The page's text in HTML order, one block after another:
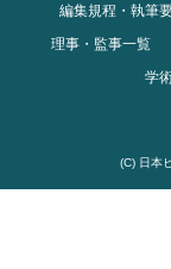
編集規程・執筆
理事・監事一覧
学
(C) 日本